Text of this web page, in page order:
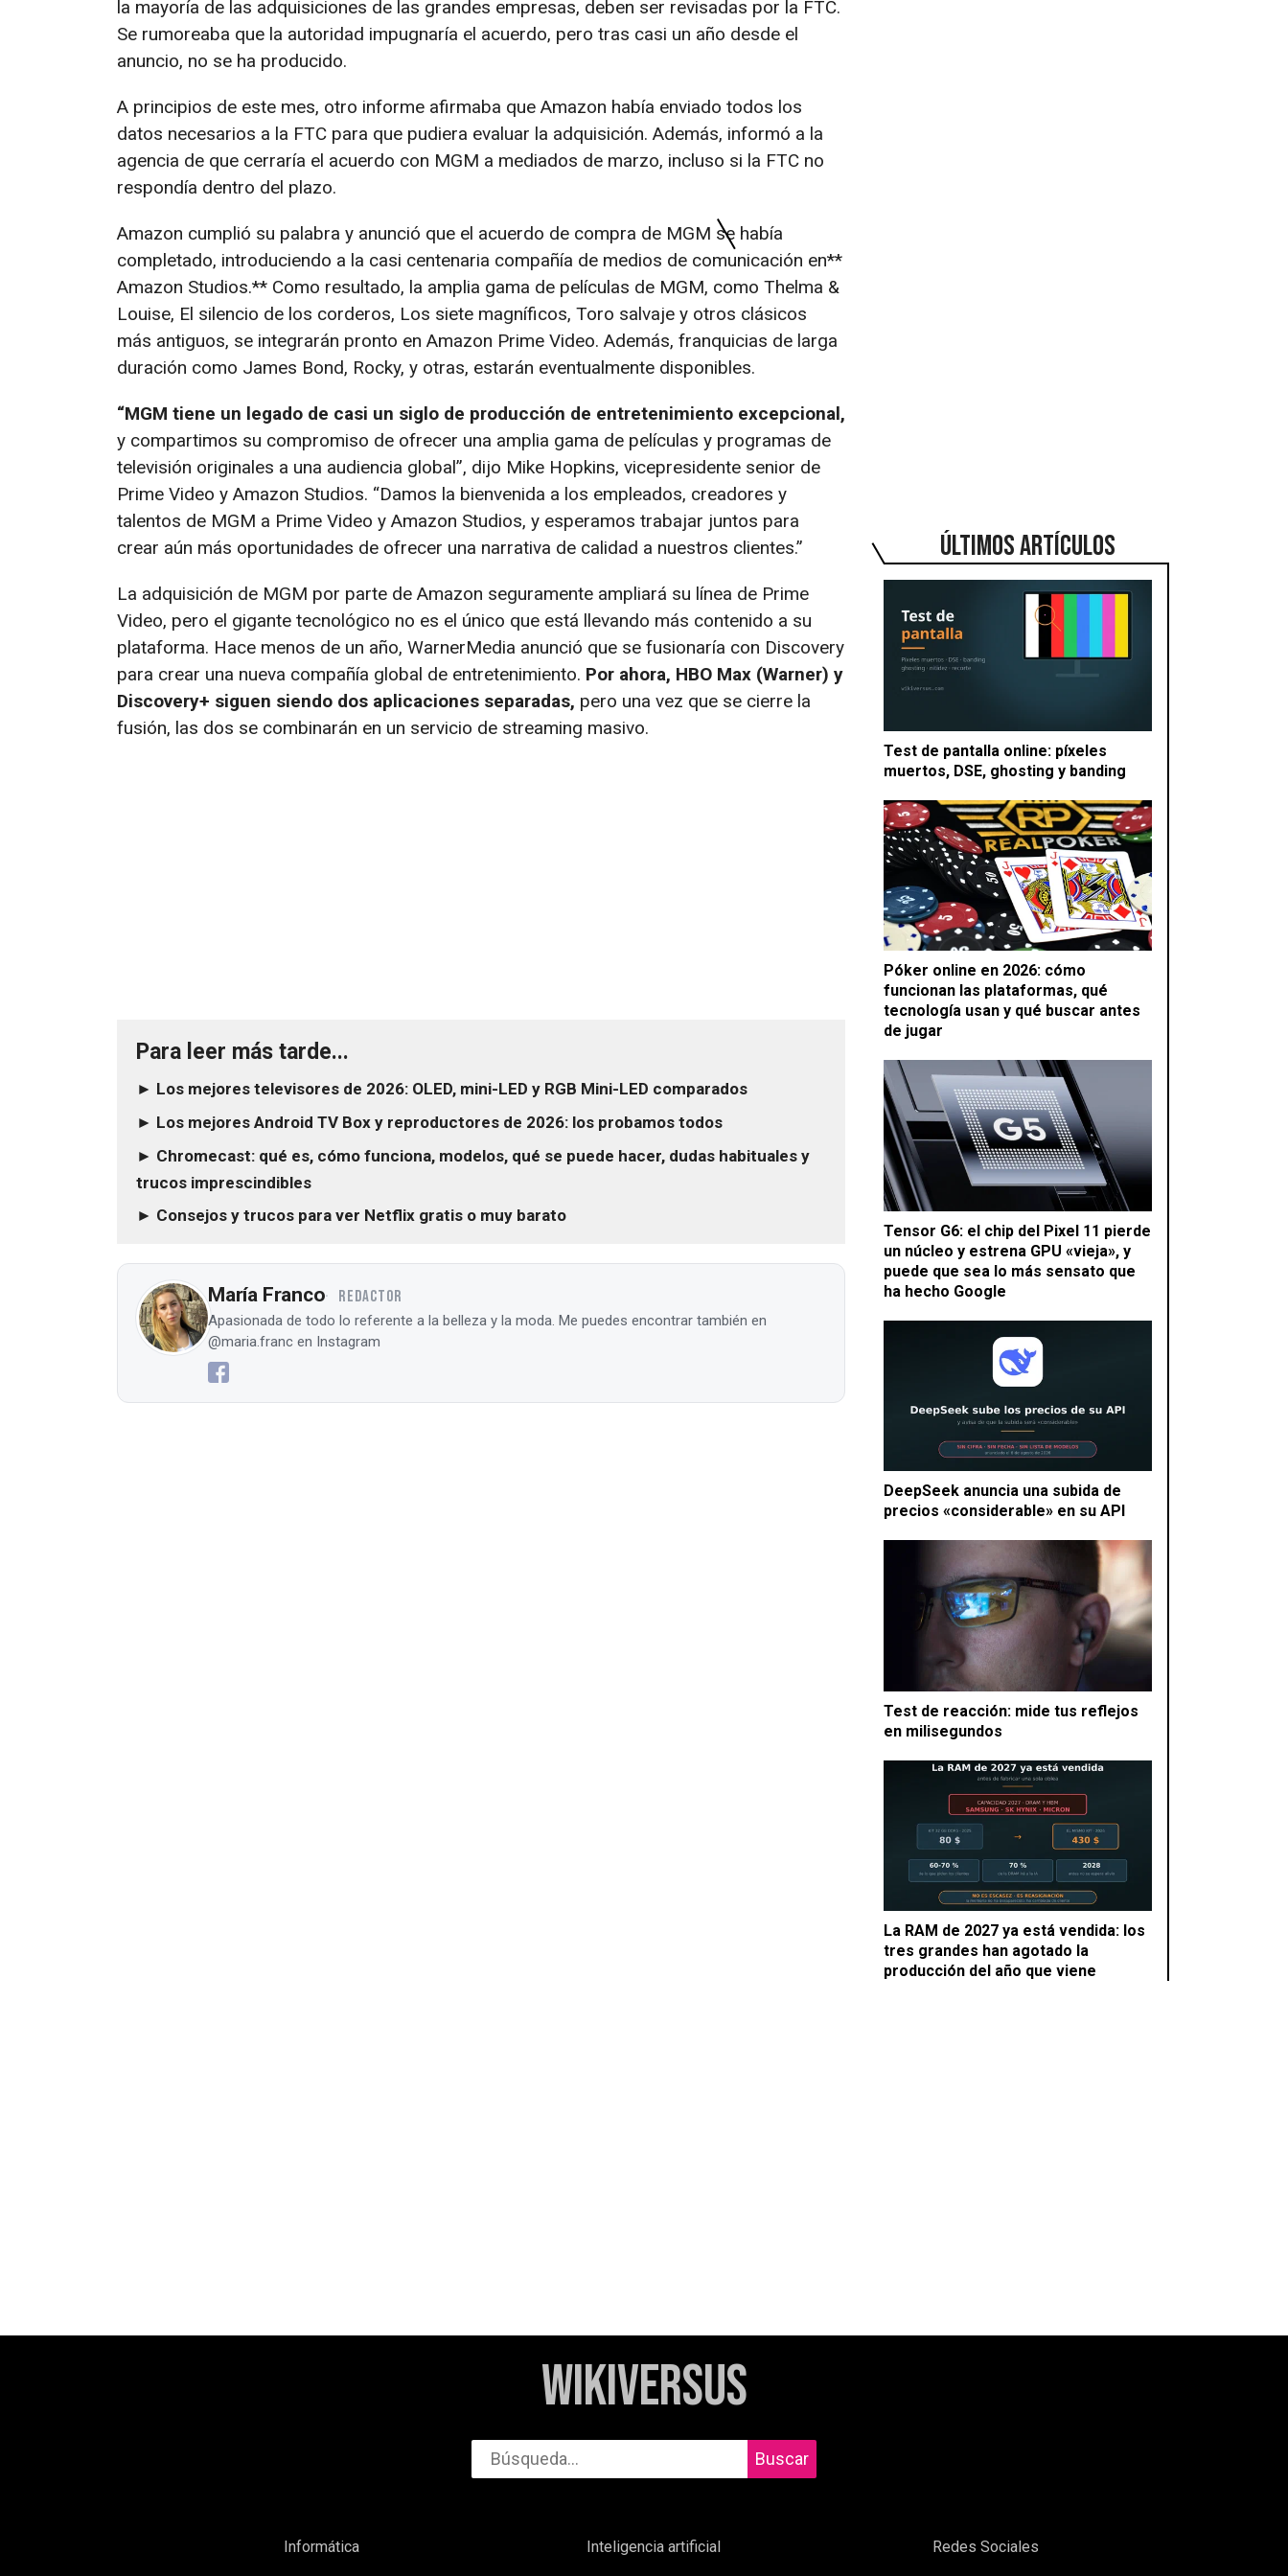
ÚLTIMOS ARTÍCULOS
Test de pantalla online: píxeles
muertos, DSE, ghosting y banding
Póker online en 2026: cómo
funcionan las plataformas, qué
tecnología usan y qué buscar antes
de jugar
Tensor G6: el chip del Pixel 11 pierde
un núcleo y estrena GPU «vieja», y
puede que sea lo más sensato que
ha hecho Google
DeepSeek anuncia una subida de
precios «considerable» en su API
Test de reacción: mide tus reflejos
en milisegundos
La RAM de 2027 ya está vendida: los
tres grandes han agotado la
producción del año que viene
la mayoría de las adquisiciones de las grandes empresas, deben ser revisadas por la FTC.
Se rumoreaba que la autoridad impugnaría el acuerdo, pero tras casi un año desde el
anuncio, no se ha producido.
A principios de este mes, otro informe afirmaba que Amazon había enviado todos los
datos necesarios a la FTC para que pudiera evaluar la adquisición. Además, informó a la
agencia de que cerraría el acuerdo con MGM a mediados de marzo, incluso si la FTC no
respondía dentro del plazo.
Amazon cumplió su palabra y anunció que el acuerdo de compra de MGM se había
completado, introduciendo a la casi centenaria compañía de medios de comunicación en**
Amazon Studios.** Como resultado, la amplia gama de películas de MGM, como Thelma &
Louise, El silencio de los corderos, Los siete magníficos, Toro salvaje y otros clásicos
más antiguos, se integrarán pronto en Amazon Prime Video. Además, franquicias de larga
duración como James Bond, Rocky, y otras, estarán eventualmente disponibles.
“MGM tiene un legado de casi un siglo de producción de entretenimiento excepcional,
y compartimos su compromiso de ofrecer una amplia gama de películas y programas de
televisión originales a una audiencia global”, dijo Mike Hopkins, vicepresidente senior de
Prime Video y Amazon Studios. “Damos la bienvenida a los empleados, creadores y
talentos de MGM a Prime Video y Amazon Studios, y esperamos trabajar juntos para
crear aún más oportunidades de ofrecer una narrativa de calidad a nuestros clientes.”
La adquisición de MGM por parte de Amazon seguramente ampliará su línea de Prime
Video, pero el gigante tecnológico no es el único que está llevando más contenido a su
plataforma. Hace menos de un año, WarnerMedia anunció que se fusionaría con Discovery
para crear una nueva compañía global de entretenimiento. Por ahora, HBO Max (Warner) y
Discovery+ siguen siendo dos aplicaciones separadas, pero una vez que se cierre la
fusión, las dos se combinarán en un servicio de streaming masivo.
Para leer más tarde...
► Los mejores televisores de 2026: OLED, mini-LED y RGB Mini-LED comparados
► Los mejores Android TV Box y reproductores de 2026: los probamos todos
► Chromecast: qué es, cómo funciona, modelos, qué se puede hacer, dudas habituales y
trucos imprescindibles
► Consejos y trucos para ver Netflix gratis o muy barato
María Franco REDACTOR
Apasionada de todo lo referente a la belleza y la moda. Me puedes encontrar también en
@maria.franc en Instagram
WikiVersus
Buscar
Informática Inteligencia artificial Redes Sociales